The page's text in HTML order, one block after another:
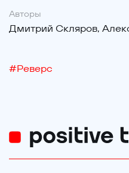
Авторы
Дмитрий Скляров,
#Реверс